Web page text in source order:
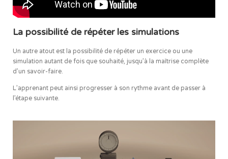
La possibilité de répéter les simulations
Un autre atout est la possibilité de répéter un exercice ou une
simulation autant de fois que souhaité, jusqu’à la maîtrise complète
d’un savoir-faire.
L’apprenant peut ainsi progresser à son rythme avant de passer à
l’étape suivante.